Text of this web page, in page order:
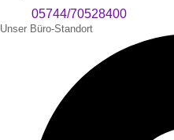
05744/70528400
Unser Büro-Standort